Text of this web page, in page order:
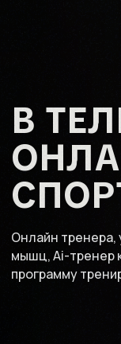
В
Онлайн тренера,
мышц, Ai-тренер
программу